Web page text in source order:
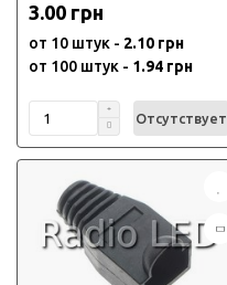
3.00 грн
от 10 штук - 2.10 грн
от 100 штук - 1.94 грн
Отсутствует